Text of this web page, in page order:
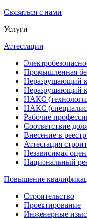
Связаться с нами
Услуги
Аттестации
Промышленная
Неразрушающий
Неразрушающий
НАКС
НАКС
Рабочие
Соответствие
Внесение в
Аттестация
Независимая
Национальный
Повышение
Строительство
Проектирование
Инженерные